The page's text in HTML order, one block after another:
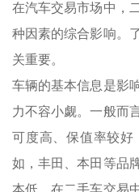
在汽车交易市场中，
种因素的综合影响。
关重要。
车辆的基本信息是影
力不容小觑。一般而
可度高、保值率较好
如，丰田、本田等品